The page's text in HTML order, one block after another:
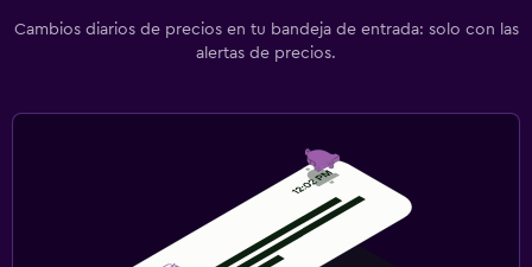
Lavandería
Cambios diarios de precios en tu bandeja de entrada: solo con las
alertas de precios.